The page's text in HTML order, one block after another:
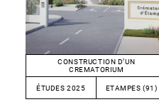
CONSTRUCTION D’UN
CREMATORIUM
ÉTUDES 2025 ETAMPES (91)